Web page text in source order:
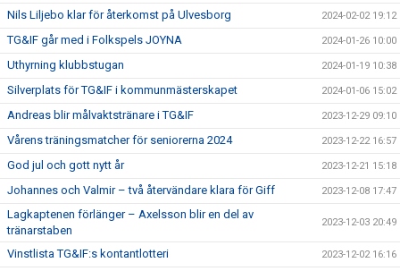
Nils Liljebo klar för återkomst på Ulvesborg 2024-02-02 19:12
TG&IF går med i Folkspels JOYNA 2024-01-26 10:00
Uthyrning klubbstugan 2024-01-19 10:38
Silverplats för TG&IF i kommunmästerskapet 2024-01-06 15:02
Andreas blir målvaktstränare i TG&IF 2023-12-29 09:10
Vårens träningsmatcher för seniorerna 2024 2023-12-22 16:57
God jul och gott nytt år 2023-12-21 15:18
Johannes och Valmir – två återvändare klara för Giff 2023-12-08 17:47
Lagkaptenen förlänger – Axelsson blir en del av
tränarstaben
2023-12-03 20:49
Vinstlista TG&IF:s kontantlotteri 2023-12-02 16:16